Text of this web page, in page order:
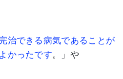
治できる病気であることが
かったです。」や